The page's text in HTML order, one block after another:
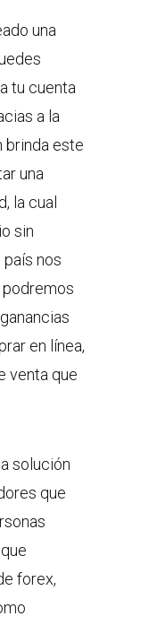
una
tu cuenta
a la
brinda este
una
la cual
sin
nos
en línea,
venta que
solución
que
forex,